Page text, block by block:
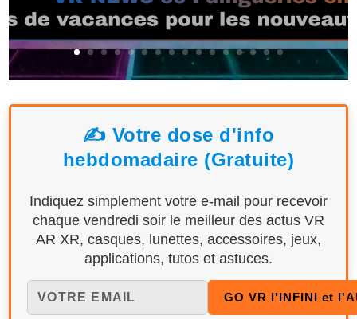
✍️ Votre dose d'info
hebdomadaire (Gratuite)
Indiquez simplement votre e-mail pour recevoir
chaque vendredi soir le meilleur des actus VR
AR XR, casques, lunettes, accessoires, jeux,
applications, tutos et astuces.